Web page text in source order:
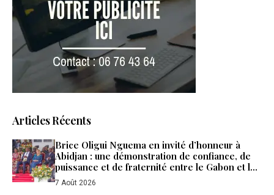
Articles Récents
Brice Oligui Nguema en invité d’honneur à
Abidjan : une démonstration de confiance, de
puissance et de fraternité entre le Gabon et la
Côte d’Ivoire
7 Août 2026